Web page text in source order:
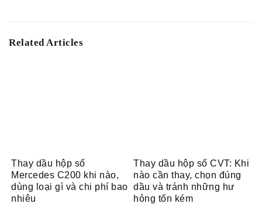
Related Articles
Thay dầu hộp số
Mercedes C200 khi nào,
dùng loại gì và chi phí bao
nhiêu
Thay dầu hộp số CVT: Khi
nào cần thay, chọn đúng
dầu và tránh những hư
hỏng tốn kém